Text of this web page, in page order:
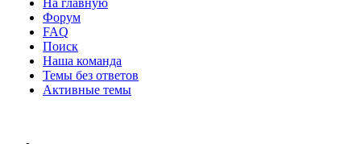
На главную
Форум
FAQ
Поиск
Наша команда
Темы без ответов
Активные темы